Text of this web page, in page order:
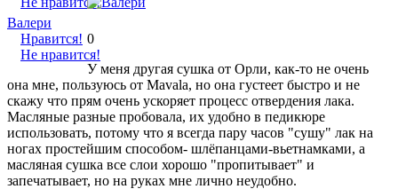
Валери
Нравится!
Не нравится!
0
У меня другая сушка от Орли, как-то не очень
она мне, пользуюсь от Мavala, но она густеет быстро и не
скажу что прям очень ускоряет процесс отвердения лака.
Масляные разные пробовала, их удобно в педикюре
использовать, потому что я всегда пару часов "сушу" лак на
ногах простейшим способом- шлёпанцами-вьетнамками, а
масляная сушка все слои хорошо "пропитывает" и
запечатывает, но на руках мне лично неудобно.